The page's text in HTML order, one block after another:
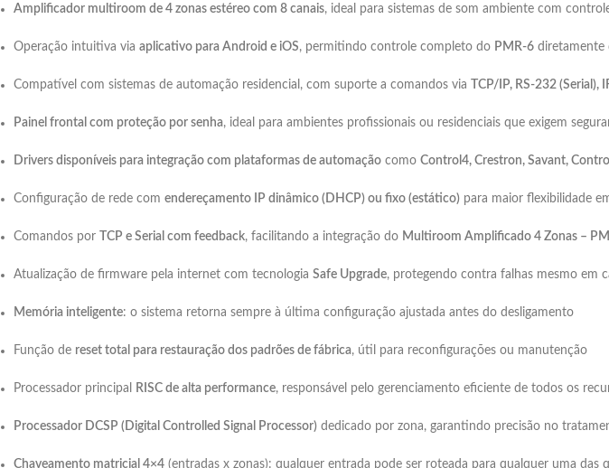
Amplificador multiroom de 4 zonas estéreo com 8 canais, ideal para sistemas de som ambiente com
Operação intuitiva via aplicativo para Android e iOS, permitindo controle completo do PMR-6 diretamente
Compatível com sistemas de automação residencial, com suporte a comandos via TCP/IP, RS-232 (Serial),
Painel frontal com proteção por senha, ideal para ambientes profissionais ou residenciais que exigem
Drivers disponíveis para integração com plataformas de automação como Control4, Crestron, Savant,
Configuração de rede com endereçamento IP dinâmico (DHCP) ou fixo (estático) para maior flexibilidade
Comandos por TCP e Serial com feedback, facilitando a integração do Multiroom Amplificado 4 Zonas –
Atualização de firmware pela internet com tecnologia Safe Upgrade, protegendo contra falhas mesmo em
Memória inteligente: o sistema retorna sempre à última configuração ajustada antes do desligamento
Função de reset total para restauração dos padrões de fábrica, útil para reconfigurações ou manutenção
Processador principal RISC de alta performance, responsável pelo gerenciamento eficiente de todos os
Processador DCSP (Digital Controlled Signal Processor) dedicado por zona, garantindo precisão no
Chaveamento matricial 4×4 (entradas x zonas): qualquer entrada pode ser roteada para qualquer uma das